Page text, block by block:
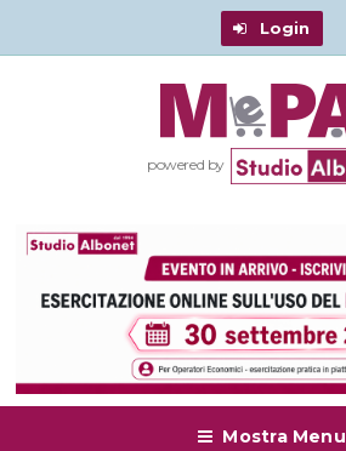
Login
powered by
Mostra Menu